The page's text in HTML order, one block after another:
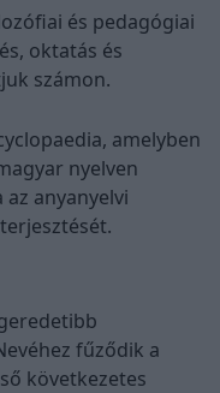
és pedagógiai
oktatás és
számon.
amelyben
nyelven
anyanyelvi
fűződik a
következetes